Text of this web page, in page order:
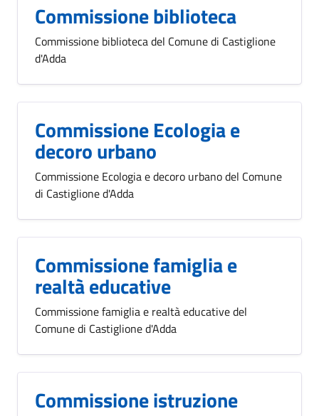
Commissione biblioteca
Commissione biblioteca del Comune di Castiglione
d'Adda
Commissione Ecologia e
decoro urbano
Commissione Ecologia e decoro urbano del Comune
di Castiglione d'Adda
Commissione famiglia e
realtà educative
Commissione famiglia e realtà educative del
Comune di Castiglione d'Adda
Commissione istruzione